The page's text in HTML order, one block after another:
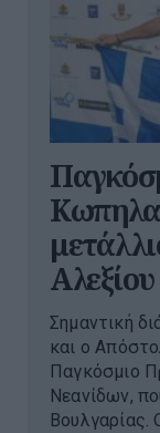
Αλεξίου
Σημαντική
και ο
Παγκόσμιο
Νεανίδων,
Βουλγαρίας.